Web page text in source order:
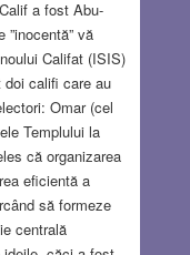
a fost Abu-
vă
Califat (ISIS)
califi care au
Omar (cel
Templului la
că organizarea
eficientă a
să formeze
centrală